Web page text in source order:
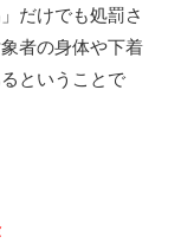
だけでも処罰さ
者の身体や下着
ということで